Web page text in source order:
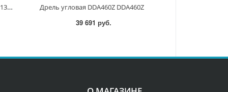
Дрель угловая аккум. LXT BL 18В, 13мм <DDA450ZK> DDA450ZK DDA450ZK Дрель угловая DDA460Z DDA460Z
39 691 руб.